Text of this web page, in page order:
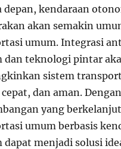
depan, kendaraan
akan semakin
umum. Integrasi
dan teknologi pintar
sistem
dan aman. Dengan
yang
umum berbasis
dapat menjadi solusi